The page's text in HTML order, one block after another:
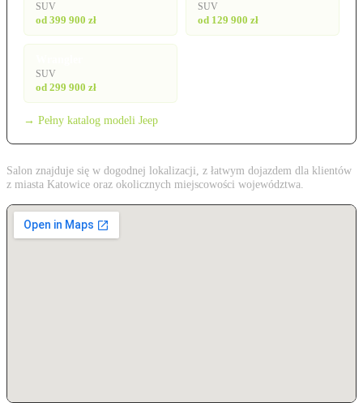
SUV
od 399 900 zł
SUV
od 129 900 zł
SUV
od 299 900 zł
→ Pełny katalog modeli Jeep
Salon znajduje się w dogodnej lokalizacji, z łatwym dojazdem dla klientów
z miasta Katowice oraz okolicznych miejscowości województwa.